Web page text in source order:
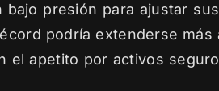
presión para ajustar
podría extenderse
el apetito por activos